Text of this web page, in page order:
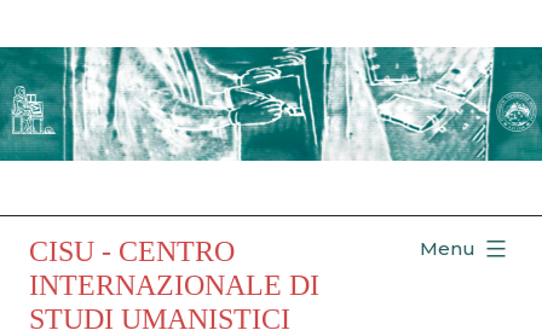
al
contenuto
CISU - CENTRO
INTERNAZIONALE DI
STUDI UMANISTICI
Menu